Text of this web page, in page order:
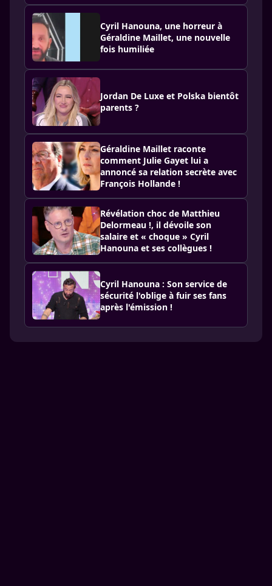
Cyril Hanouna, une horreur à
Géraldine Maillet, une nouvelle
fois humiliée
Jordan De Luxe et Polska bientôt
parents ?
Géraldine Maillet raconte
comment Julie Gayet lui a
annoncé sa relation secrète avec
François Hollande !
Révélation choc de Matthieu
Delormeau !, il dévoile son
salaire et « choque » Cyril
Hanouna et ses collègues !
Cyril Hanouna : Son service de
sécurité l'oblige à fuir ses fans
après l'émission !